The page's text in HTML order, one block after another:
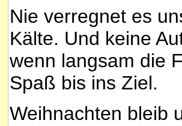
Nie verregnet es
Kälte. Und keine
wenn langsam die
Spaß bis ins Ziel.
Weihnachten bleib